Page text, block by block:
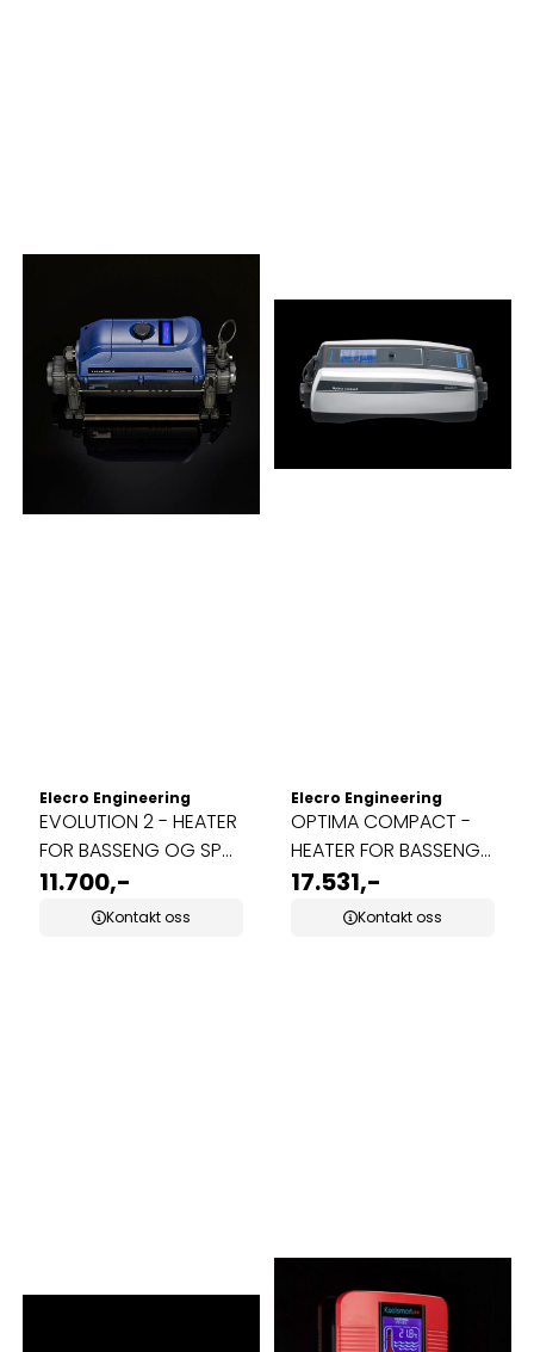
Elecro Engineering
EVOLUTION 2 - HEATER
FOR BASSENG OG SPA
1-24KW
11.700,-
Kontakt oss
Elecro Engineering
OPTIMA COMPACT -
HEATER FOR BASSENG
OG SPA 2-24KW
17.531,-
Kontakt oss